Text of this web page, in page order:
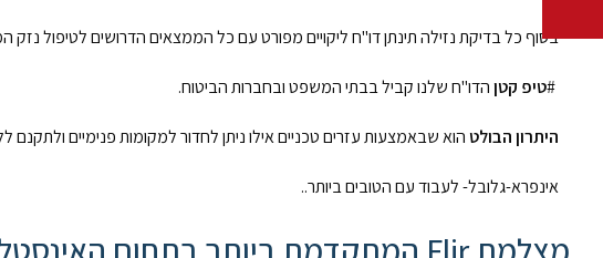
בסוף כל בדיקת נזילה תינתן דו"ח ליקויים מפורט עם כל הממצאים הדרושים לטיפול נזק
#טיפ קטןהדו"ח שלנו קביל בבתי המשפט ובחברות הביטוח.
היתרון הבולטהוא שבאמצעות עזרים טכניים אילו ניתן לחדור למקומות פנימיים
אינפרא-גלובל- לעבוד עם הטובים ביותר..